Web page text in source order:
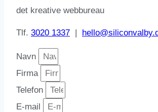
det kreative webbureau
Tlf. 3020 1337 |
Navn
Firma
Telefon
E-mail